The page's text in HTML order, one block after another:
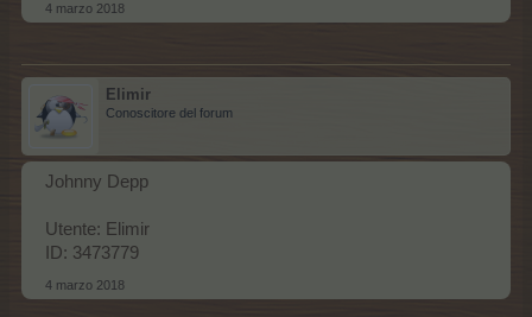
4 marzo 2018
Elimir
Conoscitore del forum
Johnny Depp
Utente: Elimir
ID: 3473779
4 marzo 2018